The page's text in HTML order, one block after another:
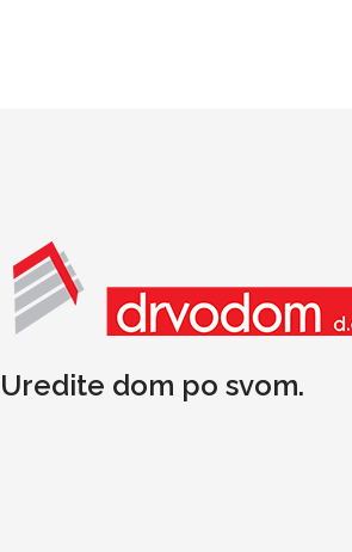
Uredite dom po svom.